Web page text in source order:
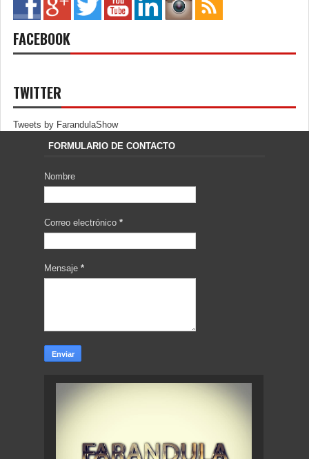
FACEBOOK
TWITTER
Tweets by FarandulaShow
FORMULARIO DE CONTACTO
Nombre
Correo electrónico *
Mensaje *